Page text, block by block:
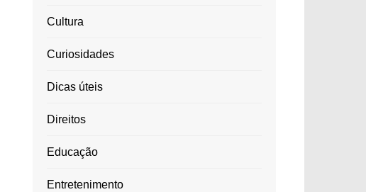
Cultura
Curiosidades
Dicas úteis
Direitos
Educação
Entretenimento